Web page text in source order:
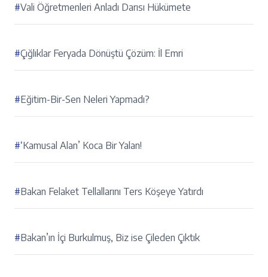
#Vali Öğretmenleri Anladı Darısı Hükümete
#Çığlıklar Feryada Dönüştü Çözüm: İl Emri
#Eğitim-Bir-Sen Neleri Yapmadı?
#‘Kamusal Alan’ Koca Bir Yalan!
#Bakan Felaket Tellallarını Ters Köşeye Yatırdı
#Bakan’ın İçi Burkulmuş, Biz ise Çileden Çıktık